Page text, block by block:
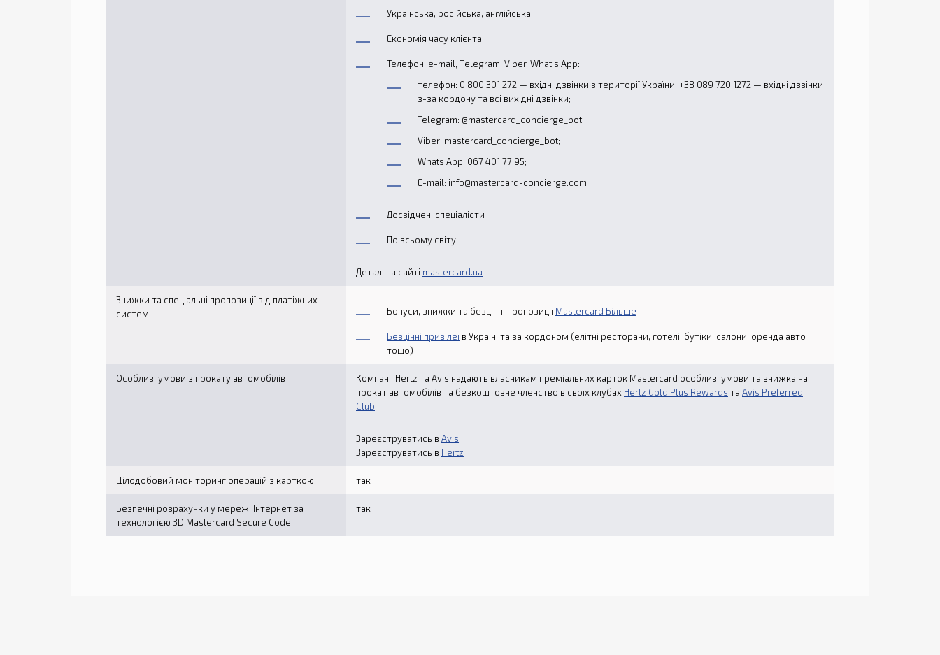
Українська, російська, англійська
Економія часу клієнта
Телефон, e-mail, Тelegram, Viber, What's App:
телефон: 0 800 301 272 — вхідні дзвінки з території України; +38 089 720 1272 — вхідні дзвінки
з-за кордону та всі вихідні дзвінки;
Telegram: @mastercard_concierge_bot;
Viber: mastercard_concierge_bot;
Whats App: 067 401 77 95;
E-mail: info@mastercard-concierge.com
Досвідчені спеціалісти
По всьому світу
Деталі на сайті mastercard.ua
Знижки та спеціальні пропозиції від платіжних
систем
Бонуси, знижки та безцінні пропозиції Mastercard Більше
Безцінні привілеї в Україні та за кордоном (елітні ресторани, готелі, бутіки, салони, оренда авто
тощо)
Особливі умови з прокату автомобілів
Компанії Hertz та Avis надають власникам преміальних карток Mastercard особливі умови та знижка на
прокат автомобілів та безкоштовне членство в своїх клубах Hertz Gold Plus Rewards та Avis Preferred
Club.
Зареєструватись в Avis
Зареєструватись в Hertz
Цілодобовий моніторинг операцій з карткою так
Безпечні розрахунки у мережі Інтернет за
технологією 3D Mastercard Secure Code
так